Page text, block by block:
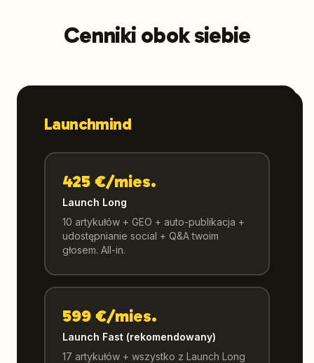
Cenniki obok siebie
Launchmind
425 €/mies.
Launch Long
10 artykułów + GEO + auto-publikacja +
udostępnianie social + Q&A twoim
głosem. All-in.
599 €/mies.
Launch Fast (rekomendowany)
17 artykułów + wszystko z Launch Long